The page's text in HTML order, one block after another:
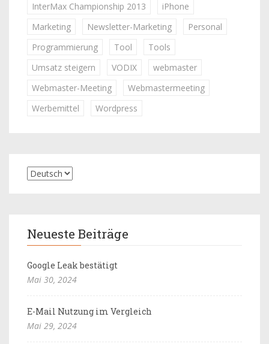
InterMax Championship 2013
iPhone
Marketing
Newsletter-Marketing
Personal
Programmierung
Tool
Tools
Umsatz steigern
VODIX
webmaster
Webmaster-Meeting
Webmastermeeting
Werbemittel
Wordpress
Neueste Beiträge
Google Leak bestätigt
Mai 30, 2024
E-Mail Nutzung im Vergleich
Mai 29, 2024